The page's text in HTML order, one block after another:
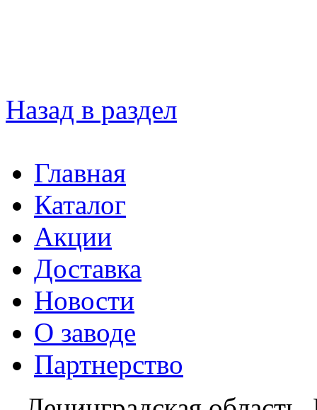
Назад в раздел
Главная
Каталог
Акции
Доставка
Новости
О заводе
Партнерство